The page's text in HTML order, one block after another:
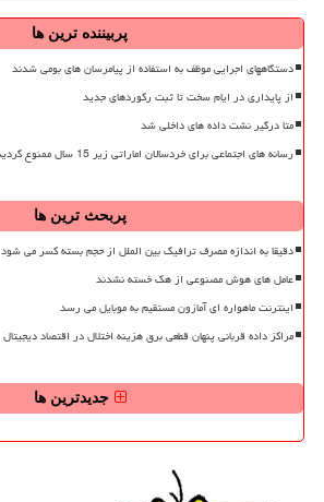
پربیننده ترین ها
دستگاههای اجرایی موظف به استفاده از پیامرسان های بومی شدند
از پایداری در ایام سخت تا ثبت رکوردهای جدید
متا درگیر نشت داده های داخلی شد
رسانه های اجتماعی برای خردسالان اماراتی زیر 15 سال ممنوع گردید
پربحث ترین ها
دقیقا به اندازه مصرف ترافیک بین الملل از حجم بسته کسر می شود
عامل های هوش مصنوعی از هک خسته نشدند
اینترنت ماهواره ای آمازون مستقیم به موبایل می رسد
مراکز داده قربانی پنهان قطعی برق هزینه اختلال در اقتصاد دیجیتال
جدیدترین ها